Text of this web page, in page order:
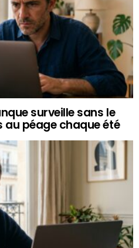
surveille sans le
au péage chaque été